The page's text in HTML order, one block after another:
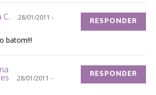
C.
28/01/2011 -
batom!!!
RESPONDER
28/01/2011 -
RESPONDER